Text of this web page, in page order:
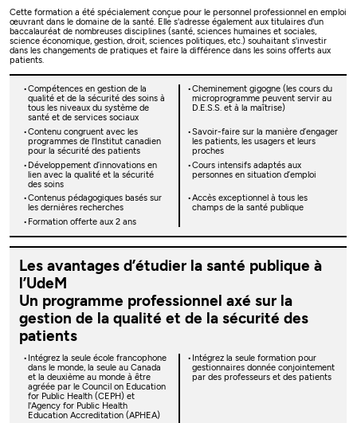
Cette formation a été spécialement conçue pour le personnel professionnel en emploi
œuvrant dans le domaine de la santé. Elle s'adresse également aux titulaires d'un
baccalauréat de nombreuses disciplines (santé, sciences humaines et sociales,
science économique, gestion, droit, sciences politiques, etc.) souhaitant s'investir
dans les changements de pratiques et faire la différence dans les soins offerts aux
patients.
Compétences en gestion de la
qualité et de la sécurité des soins à
tous les niveaux du système de
santé et de services sociaux
Cheminement gigogne (les cours du
microprogramme peuvent servir au
D.E.S.S. et à la maîtrise)
Contenu congruent avec les
programmes de l'Institut canadien
pour la sécurité des patients
Savoir-faire sur la manière d’engager
les patients, les usagers et leurs
proches
Développement d’innovations en
lien avec la qualité et la sécurité
des soins
Cours intensifs adaptés aux
personnes en situation d’emploi
Contenus pédagogiques basés sur
les dernières recherches
Accès exceptionnel à tous les
champs de la santé publique
Formation offerte aux 2 ans
Les avantages d’étudier la santé publique à
l’UdeM
Un programme professionnel axé sur la
gestion de la qualité et de la sécurité des
patients
Intégrez la seule école francophone
dans le monde, la seule au Canada
et la deuxième au monde à être
agréée par le Council on Education
for Public Health (CEPH) et
l'Agency for Public Health
Education Accreditation (APHEA)
Intégrez la seule formation pour
gestionnaires donnée conjointement
par des professeurs et des patients